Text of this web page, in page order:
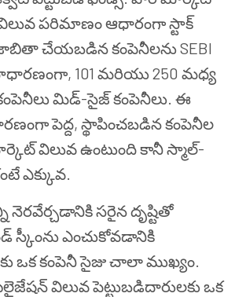
పరిమాణం ఆధారంగా స్టాక్
చేయబడిన కంపెనీలను SEBI
101 మరియు 250 మధ్య
మిడ్-సైజ్ కంపెనీలు. ఈ
పెద్ద, స్థాపించబడిన కంపెనీల
విలువ ఉంటుంది కానీ స్మాల్-
ఎక్కువ.
నెరవేర్చడానికి సరైన దృష్టితో
స్కీంను ఎంచుకోవడానికి
ఒక కంపెనీ సైజు చాలా ముఖ్యం.
విలువ పెట్టుబడిదారులకు ఒక